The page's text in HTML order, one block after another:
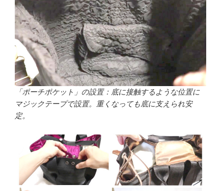
「ポーチポケット」の設置：底に接触するような位置に
マジックテープで設置。重くなっても底に支えられ安
定。